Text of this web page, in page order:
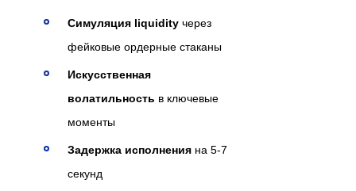
Симуляция liquidity через
фейковые ордерные стаканы
Искусственная
волатильность в ключевые
моменты
Задержка исполнения на 5-7
секунд